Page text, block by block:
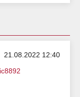
21.08.2022 12:40